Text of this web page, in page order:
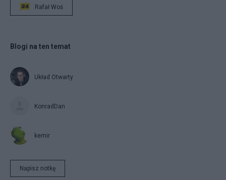
Rafał Woś
Blogi na ten temat
Układ Otwarty
KonradDan
kemir
Napisz notkę